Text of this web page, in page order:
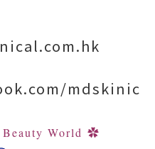
mdskinic
World ✿